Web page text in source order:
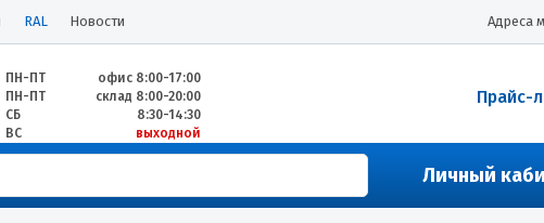
RAL Новости Адреса
ПН-ПТ
офис 8:00-17:00
ПН-ПТ
склад 8:00-20:00
СБ
8:30-14:30
ВС
выходной
Прайс-
Личный